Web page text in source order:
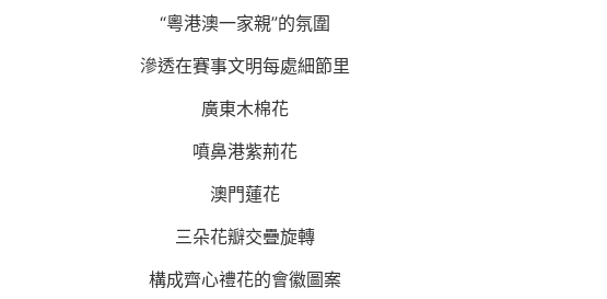
“粵港澳一家親”的氛圍
滲透在賽事文明每處細節里
廣東木棉花
噴鼻港紫荊花
澳門蓮花
三朵花瓣交疊旋轉
構成齊心禮花的會徽圖案